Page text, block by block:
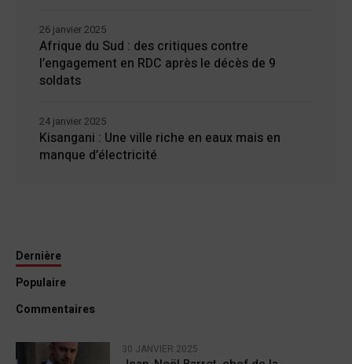
Afrique du Sud : des critiques contre
l’engagement en RDC après le décès de 9
soldats
26 janvier 2025
Kisangani : Une ville riche en eaux mais en
manque d’électricité
24 janvier 2025
Dernière
Populaire
Commentaires
30 JANVIER 2025